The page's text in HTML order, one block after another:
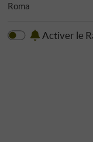
Roma
Activer le